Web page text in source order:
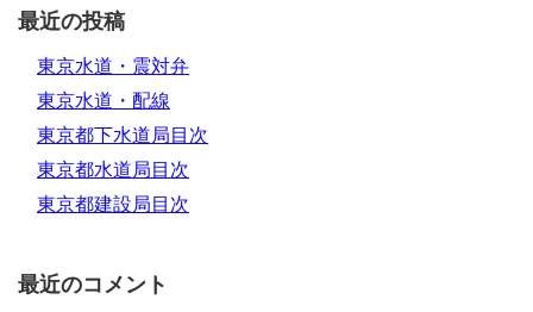
最近の投稿
東京水道・震対弁
東京水道・配線
東京都下水道局目次
東京都水道局目次
東京都建設局目次
最近のコメント